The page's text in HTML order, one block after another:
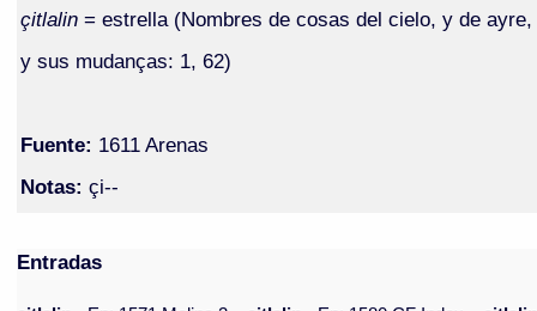
çitlalin = estrella (Nombres de cosas del cielo, y de ayre,
y sus mudanças: 1, 62)
Fuente: 1611 Arenas
Notas: çi--
Entradas